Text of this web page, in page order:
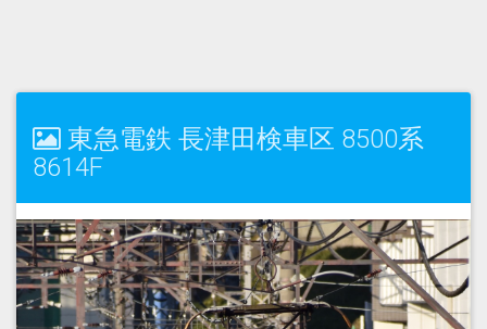
東急電鉄 長津田検車区 8500系
8614F